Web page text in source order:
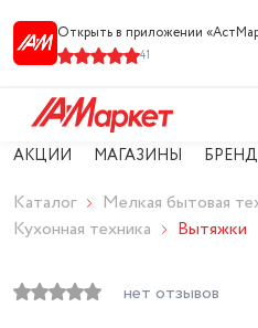
Открыть в приложении
41
АКЦИИ МАГАЗИНЫ
Каталог
Мелкая бытовая
Кухонная техника
Вытяжки
нет отзывов